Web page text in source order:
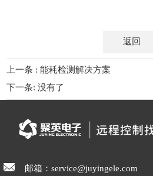
返回
上一条 : 能耗检测解决方案
下一条: 没有了
邮箱：service@juyingele.com